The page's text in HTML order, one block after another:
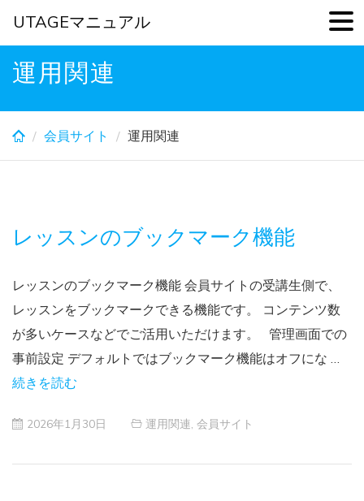
Skip
運用関連
会員サイト 運用関連
レッスンのブックマーク機能
レッスンのブックマーク機能 会員サイトの受講生側で、
レッスンをブックマークできる機能です。 コンテンツ数
が多いケースなどでご活用いただけます。 管理画面での
事前設定 デフォルトではブックマーク機能はオフにな …
続きを読む
2026年1月30日 運用関連 会員サイト
UTAGEマニュアル